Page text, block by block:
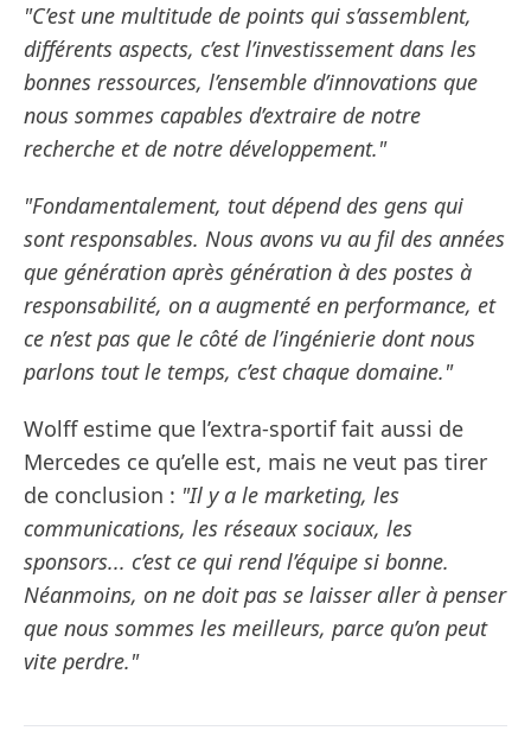
"C’est une multitude de points qui s’assemblent,
différents aspects, c’est l’investissement dans les
bonnes ressources, l’ensemble d’innovations que
nous sommes capables d’extraire de notre
recherche et de notre développement."
"Fondamentalement, tout dépend des gens qui
sont responsables. Nous avons vu au fil des années
que génération après génération à des postes à
responsabilité, on a augmenté en performance, et
ce n’est pas que le côté de l’ingénierie dont nous
parlons tout le temps, c’est chaque domaine."
Wolff estime que l’extra-sportif fait aussi de
Mercedes ce qu’elle est, mais ne veut pas tirer
de conclusion : "Il y a le marketing, les
communications, les réseaux sociaux, les
sponsors... c’est ce qui rend l’équipe si bonne.
Néanmoins, on ne doit pas se laisser aller à penser
que nous sommes les meilleurs, parce qu’on peut
vite perdre."